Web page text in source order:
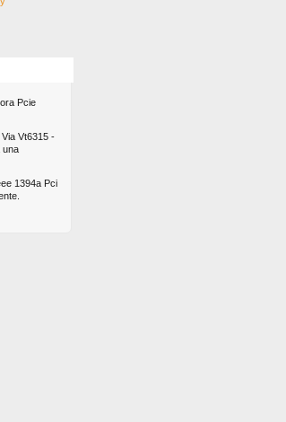
Pcie
Vt6315 -
una
1394a Pci